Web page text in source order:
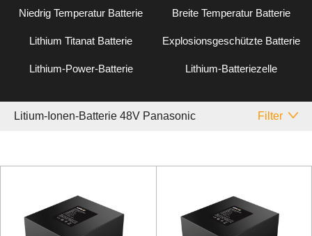
Niedrig Temperatur Batterie Breite Temperatur Batterie
Lithium Titanat Batterie Explosionsgeschützte Batterie
Lithium-Power-Batterie Lithium-Batteriezelle
Litium-Ionen-Batterie 48V Panasonic Filter